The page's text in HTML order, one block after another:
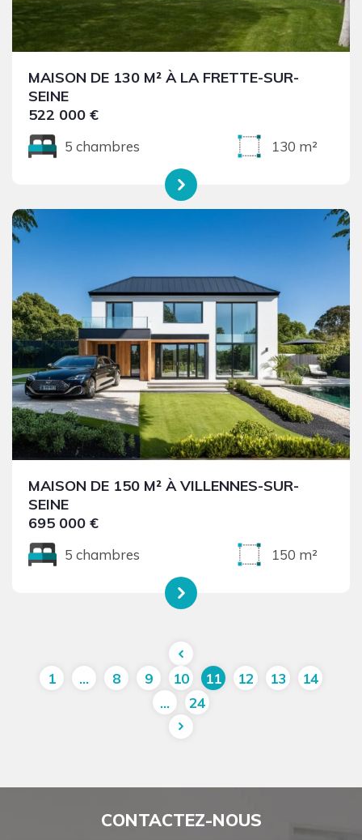
MAISON DE 130 M² À LA FRETTE-SUR-
SEINE
522 000 €
5 chambres 130 m²
MAISON DE 150 M² À VILLENNES-SUR-
SEINE
695 000 €
5 chambres 150 m²
1 … 8 9 10 11 12 13
14
…
24
CONTACTEZ-NOUS